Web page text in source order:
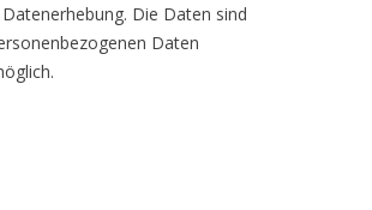
Die Daten sind
Daten